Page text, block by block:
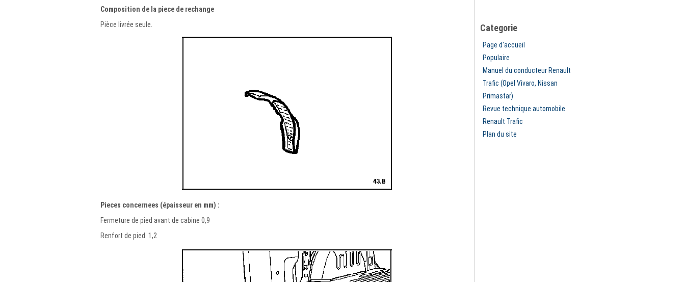
Composition de la piece de rechange
Pièce livrée seule.
Pieces concernees (épaisseur en mm) :
Fermeture de pied avant de cabine 0,9
Renfort de pied 1,2
Categorie
Page d'accueil
Populaire
Manuel du conducteur Renault
Trafic (Opel Vivaro, Nissan
Primastar)
Revue technique automobile
Renault Trafic
Plan du site